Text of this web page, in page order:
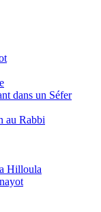
dans un Séfer
au Rabbi
Hilloula